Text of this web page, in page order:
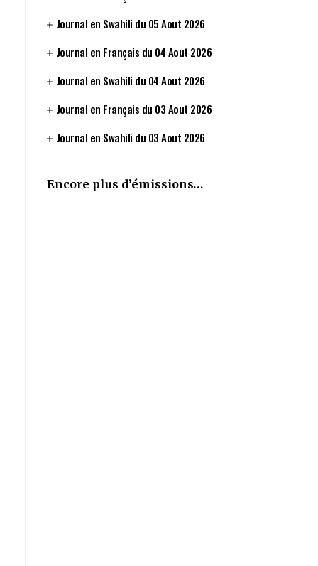
Journal en Swahili du 05 Aout 2026
Journal en Français du 04 Aout 2026
Journal en Swahili du 04 Aout 2026
Journal en Français du 03 Aout 2026
Journal en Swahili du 03 Aout 2026
Encore plus d’émissions…